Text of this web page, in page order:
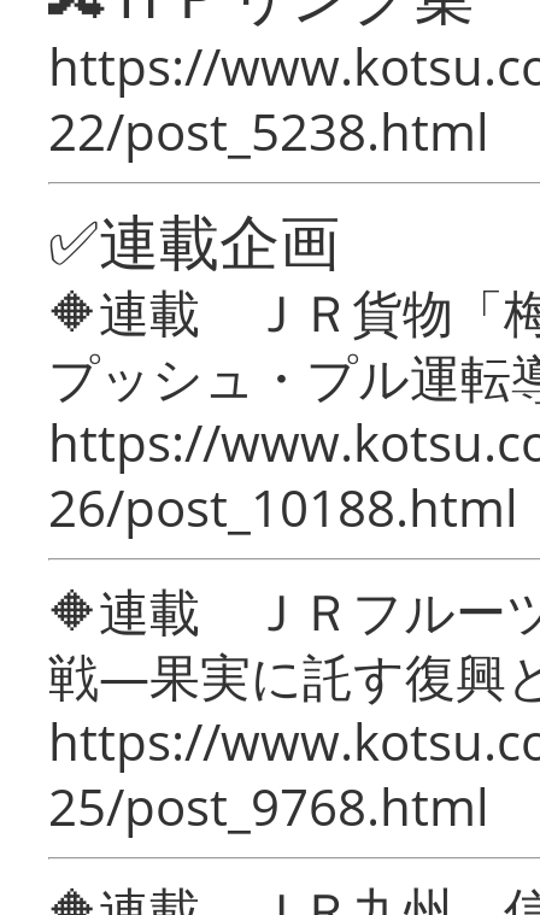
https://
22/post_5238.html
✅連載企画
🔶連載 ＪＲ貨物「
プッシュ・プル運転
https://
26/post_10188.html
🔶連載 ＪＲフルー
戦―果実に託す復興
https://
25/post_9768.html